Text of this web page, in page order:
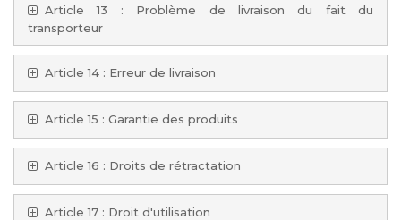
Article 13 : Problème de livraison du fait du
transporteur
Article 14 : Erreur de livraison
Article 15 : Garantie des produits
Article 16 : Droits de rétractation
Article 17 : Droit d'utilisation